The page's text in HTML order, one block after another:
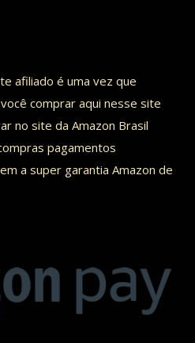
afiliado é uma vez que
comprar aqui nesse site
no site da Amazon Brasil
pagamentos
a super garantia Amazon de